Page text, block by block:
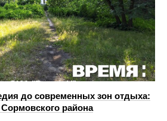
до современных зон отдыха:
района